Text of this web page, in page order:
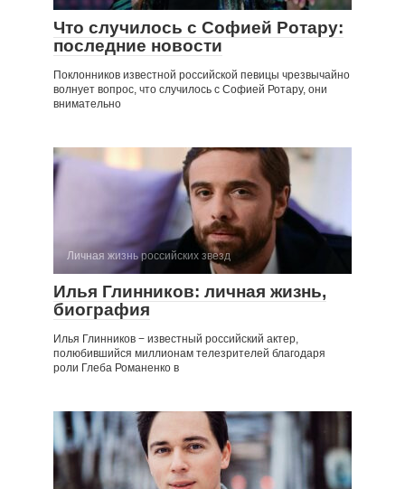
Что случилось с Софией Ротару:
последние новости
Поклонников известной российской певицы чрезвычайно
волнует вопрос, что случилось с Софией Ротару, они
внимательно
Личная жизнь российских звезд
Илья Глинников: личная жизнь,
биография
Илья Глинников − известный российский актер,
полюбившийся миллионам телезрителей благодаря
роли Глеба Романенко в